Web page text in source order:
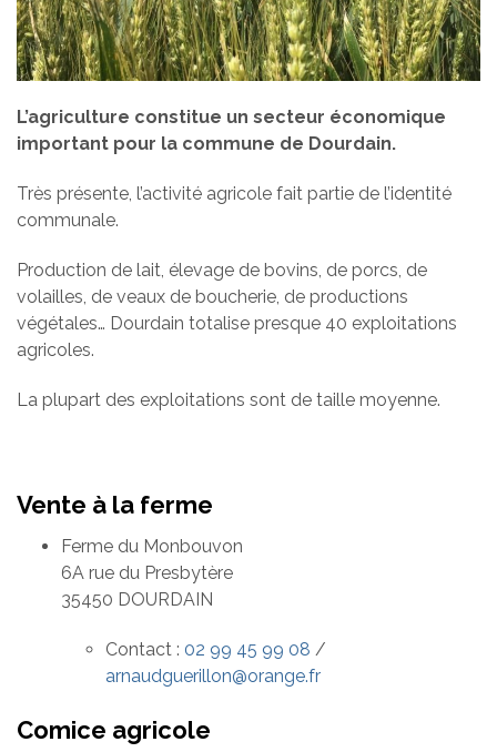
L’agriculture constitue un secteur économique
important pour la commune de Dourdain.
Très présente, l’activité agricole fait partie de l’identité
communale.
Production de lait, élevage de bovins, de porcs, de
volailles, de veaux de boucherie, de productions
végétales… Dourdain totalise presque 40 exploitations
agricoles.
La plupart des exploitations sont de taille moyenne.
Vente à la ferme
Ferme du Monbouvon
6A rue du Presbytère
35450 DOURDAIN
Contact : 02 99 45 99 08 /
arnaudguerillon@orange.fr
Comice agricole